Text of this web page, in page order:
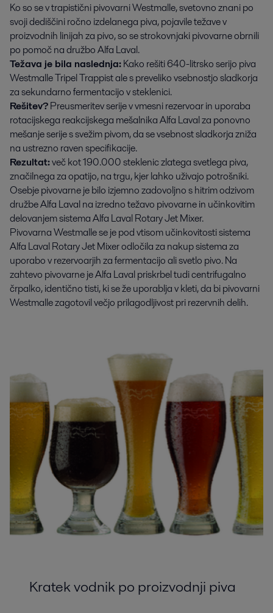
Ko so se v trapistični pivovarni Westmalle, svetovno znani po
svoji dediščini ročno izdelanega piva, pojavile težave v
proizvodnih linijah za pivo, so se strokovnjaki pivovarne obrnili
po pomoč na družbo Alfa Laval.
Težava je bila naslednja:Kako rešiti 640-litrsko serijo piva
Westmalle Tripel Trappist ale s preveliko vsebnostjo sladkorja
za sekundarno fermentacijo v steklenici.
Rešitev?Preusmeritev serije v vmesni rezervoar in uporaba
rotacijskega reakcijskega mešalnika Alfa Laval za ponovno
mešanje serije s svežim pivom, da se vsebnost sladkorja zniža
na ustrezno raven specifikacije.
Rezultat:več kot 190.000 steklenic zlatega svetlega piva,
značilnega za opatijo, na trgu, kjer lahko uživajo potrošniki.
Osebje pivovarne je bilo izjemno zadovoljno s hitrim odzivom
družbe Alfa Laval na izredno težavo pivovarne in učinkovitim
delovanjem sistema Alfa Laval Rotary Jet Mixer.
Pivovarna Westmalle se je pod vtisom učinkovitosti sistema
Alfa Laval Rotary Jet Mixer odločila za nakup sistema za
uporabo v rezervoarjih za fermentacijo ali svetlo pivo. Na
zahtevo pivovarne je Alfa Laval priskrbel tudi centrifugalno
črpalko, identično tisti, ki se že uporablja v kleti, da bi pivovarni
Westmalle zagotovil večjo prilagodljivost pri rezervnih delih.
Kratek vodnik po proizvodnji piva